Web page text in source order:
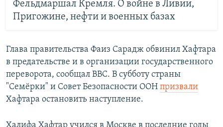
Фельдмаршал Кремля. О войне в Ливии,
Пригожине, нефти и военных базах
Глава правительства Фаиз Сарадж обвинил Хафтара
в предательстве и в организации государственного
переворота, сообщал BBC. В субботу страны
"Семёрки" и Совет Безопасности ООН призвали
Хафтара остановить наступление.